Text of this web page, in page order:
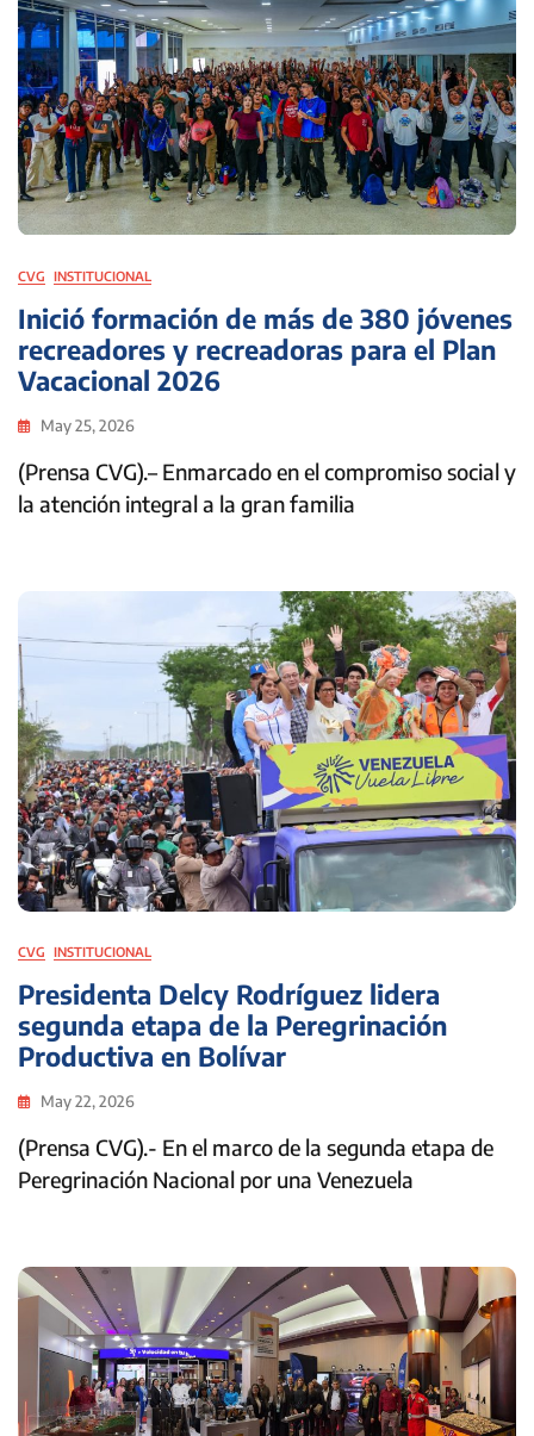
CVG INSTITUCIONAL
Inició formación de más de 380 jóvenes
recreadores y recreadoras para el Plan
Vacacional 2026
May 25, 2026
(Prensa CVG).– Enmarcado en el compromiso social y
la atención integral a la gran familia
CVG INSTITUCIONAL
Presidenta Delcy Rodríguez lidera
segunda etapa de la Peregrinación
Productiva en Bolívar
May 22, 2026
(Prensa CVG).- En el marco de la segunda etapa de
Peregrinación Nacional por una Venezuela